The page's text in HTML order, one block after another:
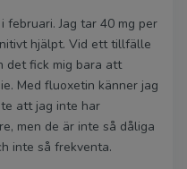
februari. Jag tar 40 mg per
hjälpt. Vid ett tillfälle
det fick mig bara att
Med fluoxetin känner jag
att jag inte har
men de är inte så dåliga
inte så frekventa.